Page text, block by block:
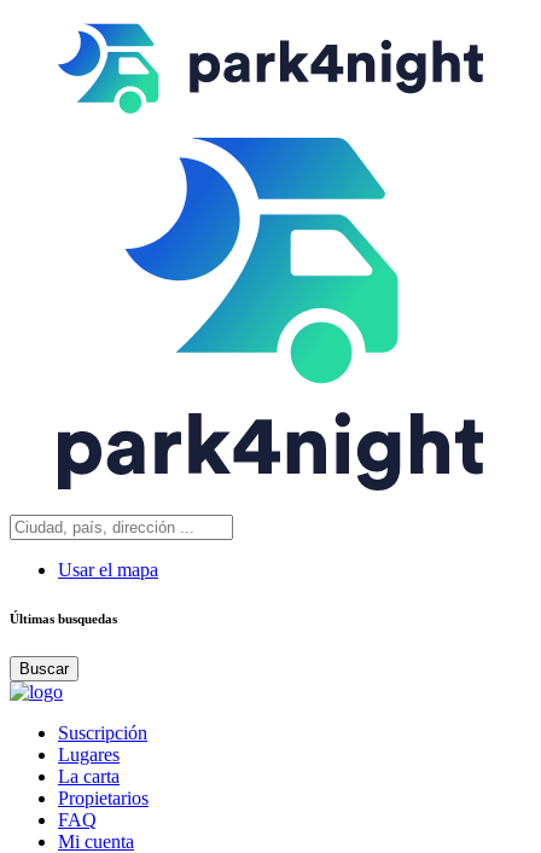
Usar el mapa
Últimas busquedas
Buscar
Suscripción
Lugares
La carta
Propietarios
FAQ
Mi cuenta